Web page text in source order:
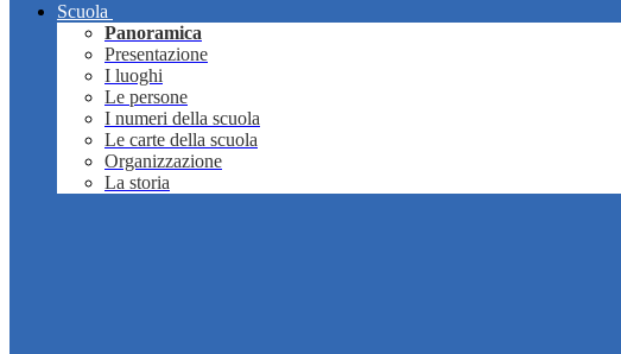
Scuola
Panoramica
Presentazione
I luoghi
Le persone
I numeri della scuola
Le carte della scuola
Organizzazione
La storia